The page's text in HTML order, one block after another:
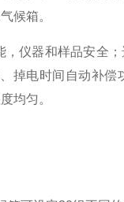
候箱。
器和样品安全；
掉电时间自动补
均匀。